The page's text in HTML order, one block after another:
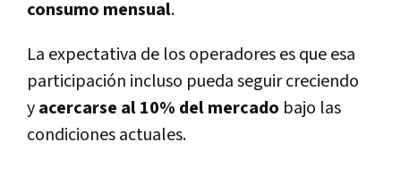
consumo mensual.
La expectativa de los operadores es que esa
participación incluso pueda seguir creciendo
yacercarse al 10% del mercado bajo las
condiciones actuales.